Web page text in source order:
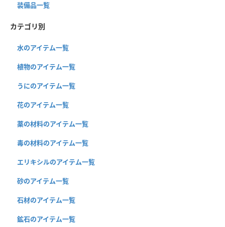
装備品一覧
カテゴリ別
水のアイテム一覧
植物のアイテム一覧
うにのアイテム一覧
花のアイテム一覧
薬の材料のアイテム一覧
毒の材料のアイテム一覧
エリキシルのアイテム一覧
砂のアイテム一覧
石材のアイテム一覧
鉱石のアイテム一覧